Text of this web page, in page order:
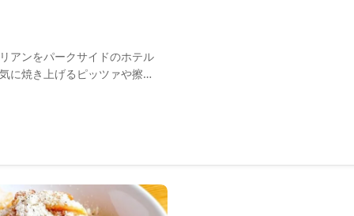
アンをパークサイドのホテル
に焼き上げるピッツァや擦り